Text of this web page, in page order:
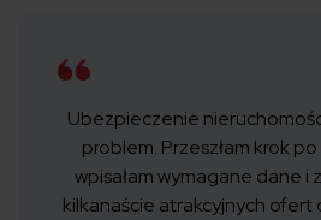
Ubezpieczenie
problem. Przeszłam krok
wpisałam wymagane dane i
kilkanaście atrakcyjnych